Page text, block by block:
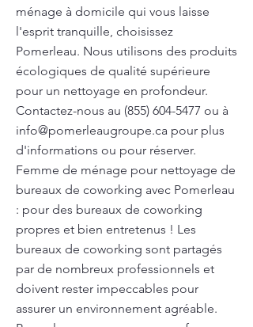
ménage à domicile qui vous laisse
l'esprit tranquille, choisissez
Pomerleau. Nous utilisons des produits
écologiques de qualité supérieure
pour un nettoyage en profondeur.
Contactez-nous au (855) 604-5477 ou à
info@pomerleaugroupe.ca pour plus
d'informations ou pour réserver.
Femme de ménage pour nettoyage de
bureaux de coworking avec Pomerleau
: pour des bureaux de coworking
propres et bien entretenus ! Les
bureaux de coworking sont partagés
par de nombreux professionnels et
doivent rester impeccables pour
assurer un environnement agréable.